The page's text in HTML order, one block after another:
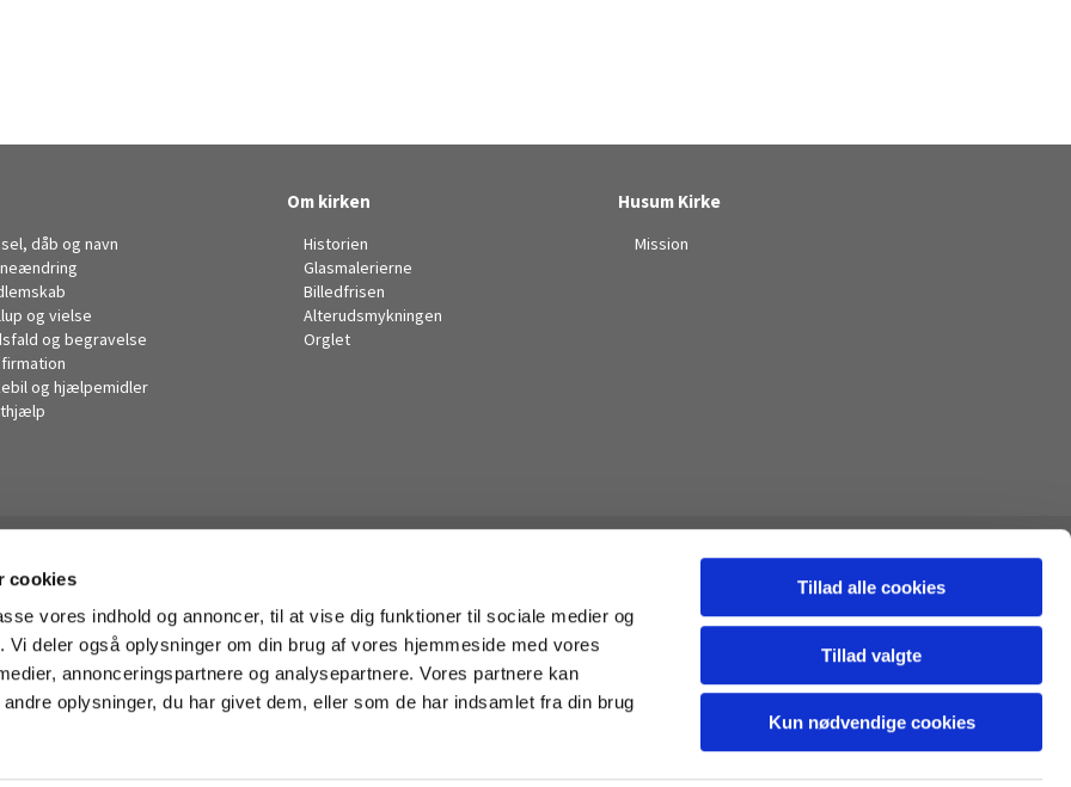
cookies
vores indhold og annoncer, til at vise dig funktioner til sociale medier og
deler også oplysninger om din brug af vores hjemmeside med vores
annonceringspartnere og analysepartnere. Vores partnere kan
oplysninger, du har givet dem, eller som de har indsamlet fra din brug
Tillad alle cookies
Tillad valgte
Kun nødvendige cookies
dåb og navn
og vielse
og begravelse
og hjælpemidler
Om kirken
Historien
Glasmalerierne
Billedfrisen
Alterudsmykningen
Orglet
Husum Kirke
Mission
38285446
husum.sogn@km.dk